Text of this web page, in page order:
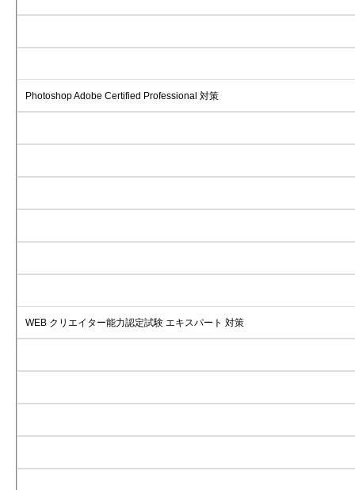
Photoshop Adobe Certified Professional 対策
WEB クリエイター能力認定試験 エキスパート 対策